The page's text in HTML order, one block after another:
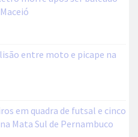
entre moto e picape na
em quadra de futsal e cinco
Mata Sul de Pernambuco